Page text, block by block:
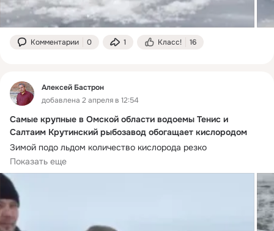
Комментарии 0 1 Класс! 16
Алексей Бастрон
добавлена 2 апреля в 12:54
Самые крупные в Омской области водоемы Тенис и
Салтаим Крутинский рыбозавод обогащает кислородом
Зимой подо льдом количество кислорода резко
сокращается, и часто в водоемах вымирают целые
популяции рыб. Март и апрель – самые неблагоприятные
месяцы для обитателей крупных водоемов.
Противозаморные мероприятия организованы
рыбодобывающим предприятием, чтобы не дать рыбе
погибнуть.
Показать еще